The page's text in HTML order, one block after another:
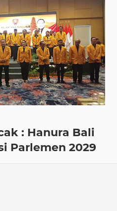
: Hanura Bali
Parlemen 2029